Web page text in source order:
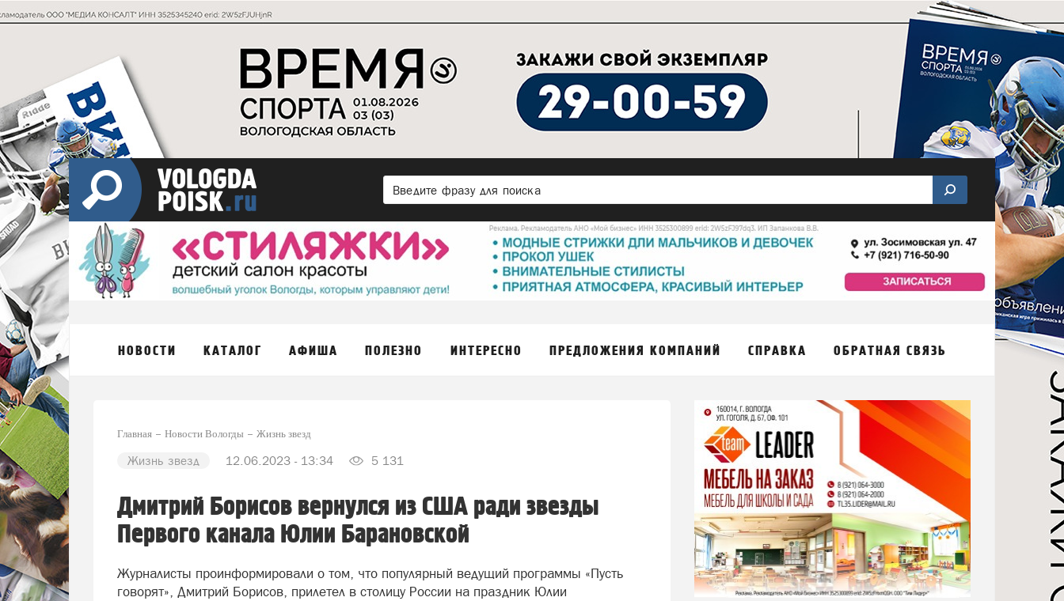
НОВОСТИ КАТАЛОГ АФИША ПОЛЕЗНО ИНТЕРЕСНО ПРЕДЛОЖЕНИЯ КОМПАНИЙ СПРАВКА ОБРАТНАЯ СВЯЗЬ
Главная Новости Вологды Жизнь звезд
Жизнь звезд 12.06.2023 - 13:34 5 131
Дмитрий Борисов вернулся из США ради звезды
Первого канала Юлии Барановской
Журналисты проинформировали о том, что популярный ведущий программы «Пусть
говорят», Дмитрий Борисов, прилетел в столицу России на праздник Юлии